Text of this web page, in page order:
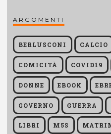
ARGOMENTI
BERLUSCONI CALCIO
COMICITÀ COVID19
DONNE EBOOK
GOVERNO GUERRA
LIBRI M5S